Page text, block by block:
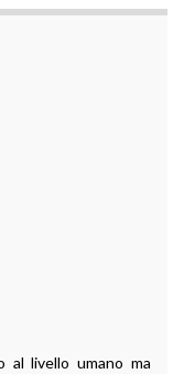
al livello umano ma